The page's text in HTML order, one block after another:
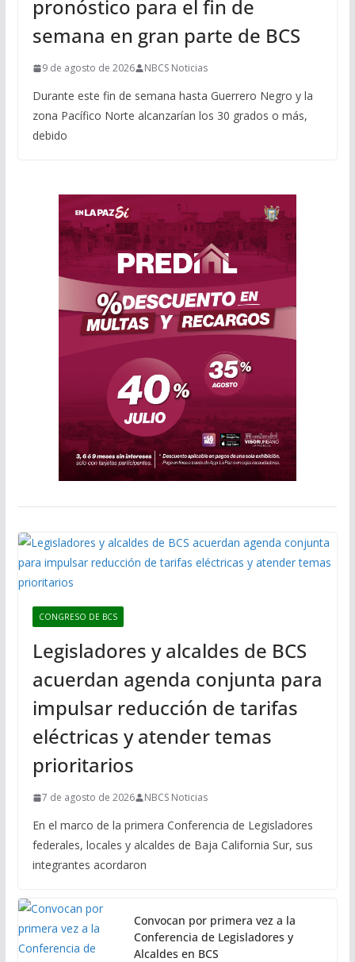
pronóstico para el fin de
semana en gran parte de BCS
9 de agosto de 2026 NBCS Noticias
Durante este fin de semana hasta Guerrero Negro y la
zona Pacífico Norte alcanzarían los 30 grados o más,
debido
CONGRESO DE BCS
Legisladores y alcaldes de BCS
acuerdan agenda conjunta para
impulsar reducción de tarifas
eléctricas y atender temas
prioritarios
7 de agosto de 2026 NBCS Noticias
En el marco de la primera Conferencia de Legisladores
federales, locales y alcaldes de Baja California Sur, sus
integrantes acordaron
Convocan por primera vez a la
Conferencia de Legisladores y
Alcaldes en BCS